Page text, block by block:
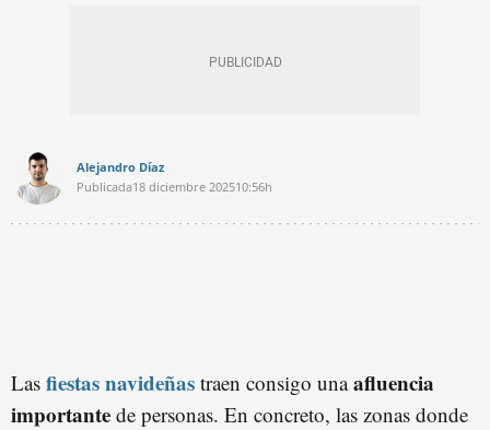
Alejandro Díaz
Publicada18 diciembre 202510:56h
Las fiestas navideñas traen consigo unaafluencia
importante de personas. En concreto, las zonas donde